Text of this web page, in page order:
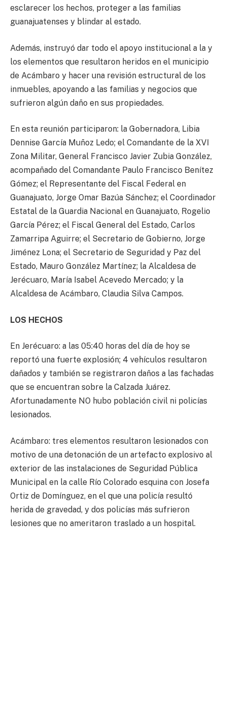
esclarecer los hechos, proteger a las familias
guanajuatenses y blindar al estado.
Además, instruyó dar todo el apoyo institucional a la y
los elementos que resultaron heridos en el municipio
de Acámbaro y hacer una revisión estructural de los
inmuebles, apoyando a las familias y negocios que
sufrieron algún daño en sus propiedades.
En esta reunión participaron: la Gobernadora, Libia
Dennise García Muñoz Ledo; el Comandante de la XVI
Zona Militar, General Francisco Javier Zubia González,
acompañado del Comandante Paulo Francisco Benítez
Gómez; el Representante del Fiscal Federal en
Guanajuato, Jorge Omar Bazúa Sánchez; el Coordinador
Estatal de la Guardia Nacional en Guanajuato, Rogelio
García Pérez; el Fiscal General del Estado, Carlos
Zamarripa Aguirre; el Secretario de Gobierno, Jorge
Jiménez Lona; el Secretario de Seguridad y Paz del
Estado, Mauro González Martínez; la Alcaldesa de
Jerécuaro, María Isabel Acevedo Mercado; y la
Alcaldesa de Acámbaro, Claudia Silva Campos.
LOS HECHOS
En Jerécuaro: a las 05:40 horas del día de hoy se
reportó una fuerte explosión; 4 vehículos resultaron
dañados y también se registraron daños a las fachadas
que se encuentran sobre la Calzada Juárez.
Afortunadamente NO hubo población civil ni policías
lesionados.
Acámbaro: tres elementos resultaron lesionados con
motivo de una detonación de un artefacto explosivo al
exterior de las instalaciones de Seguridad Pública
Municipal en la calle Río Colorado esquina con Josefa
Ortiz de Domínguez, en el que una policía resultó
herida de gravedad, y dos policías más sufrieron
lesiones que no ameritaron traslado a un hospital.